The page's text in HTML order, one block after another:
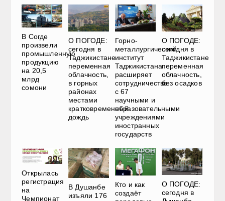
В Согде
произвели
промышленную
продукцию
на 20,5
млрд
сомони
О ПОГОДЕ:
сегодня в
Таджикистане
переменная
облачность,
в горных
районах
местами
кратковременный
дождь
Горно-
металлургический
институт
Таджикистана
расширяет
сотрудничество
с 67
научными и
образовательными
учреждениями
иностранных
государств
О ПОГОДЕ:
сегодня в
Таджикистане
переменная
облачность,
без осадков
Открылась
регистрация
на
Чемпионат
В Душанбе
изъяли 176
Кто и как
создаёт
О ПОГОДЕ:
сегодня в